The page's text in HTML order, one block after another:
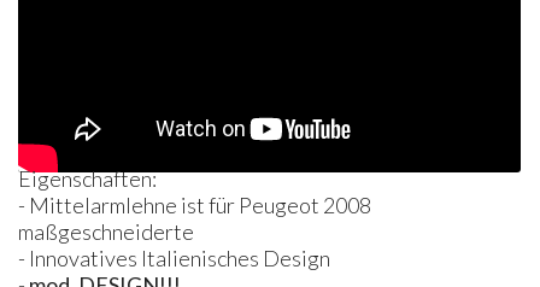
Eigenschaften:
- Mittelarmlehne ist für Peugeot 2008
maßgeschneiderte
- Innovatives Italienisches Design